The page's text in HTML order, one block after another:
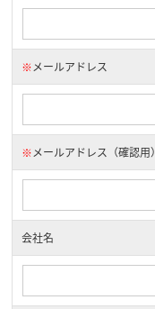
※メールアドレス
※メールアドレス（確認用）
会社名